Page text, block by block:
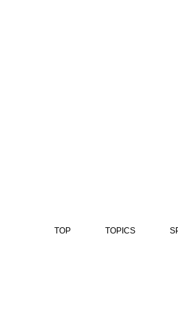
TOP TOPICS